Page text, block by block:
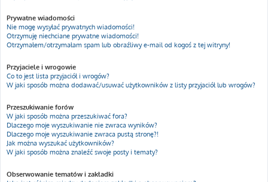
Prywatne wiadomości
Nie mogę wysyłać prywatnych wiadomości!
Otrzymuję niechciane prywatne wiadomości!
Otrzymałem/otrzymałam spam lub obraźliwy e-mail od kogoś z tej witryny!
Przyjaciele i wrogowie
Co to jest lista przyjaciół i wrogów?
W jaki sposób można dodawać/usuwać użytkowników z listy przyjaciół lub wrogów?
Przeszukiwanie forów
W jaki sposób można przeszukiwać fora?
Dlaczego moje wyszukiwanie nie zwraca wyników?
Dlaczego moje wyszukiwanie zwraca pustą stronę?!
Jak można wyszukać użytkowników?
W jaki sposób można znaleźć swoje posty i tematy?
Obserwowanie tematów i zakładki